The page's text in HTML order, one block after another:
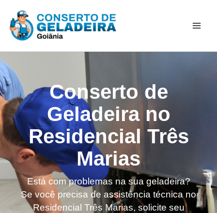
para
Conserto de
Geladeira no
Residencial Três
Marias
Está com problemas na sua geladeira?
Se você precisa de assistência técnica no
Residencial Três Marias, solicite seu